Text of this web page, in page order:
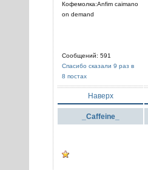
Кофемолка:Anfim caimano
on demand
Сообщений: 591
Спасибо сказали 9 раз в
8 постах
Наверх
_Caffeine_